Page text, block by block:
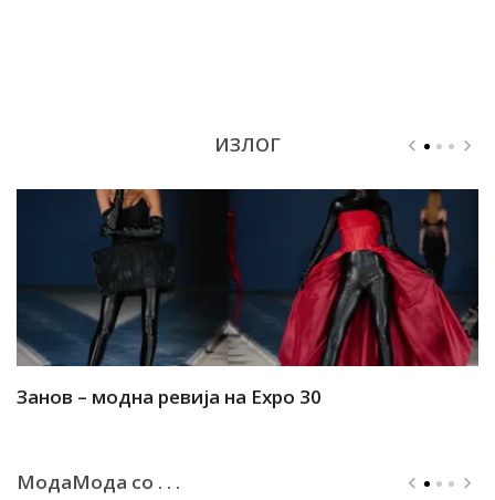
ИЗЛОГ
Занов – модна ревија на Expo 30
МодаМода со . . .